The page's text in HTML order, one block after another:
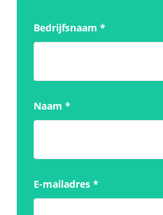
Bedrijfsnaam *
Naam *
E-mailadres *